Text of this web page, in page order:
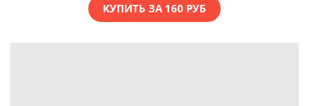
КУПИТЬ ЗА 160 РУБ